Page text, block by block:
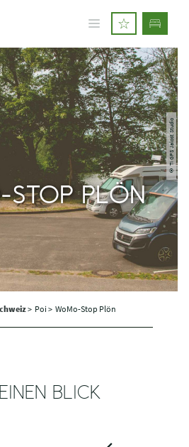
© TI GPS Jalost Studio
PLÖN
> Poi > WoMo-Stop Plön
BLICK